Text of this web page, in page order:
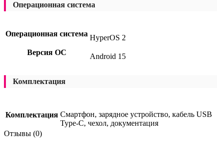
Операционная система
Операционная система HyperOS 2
Версия ОС
Android 15
Комплектация
Комплектация Смартфон, зарядное устройство, кабель USB
Type-C, чехол, документация
Отзывы (0)